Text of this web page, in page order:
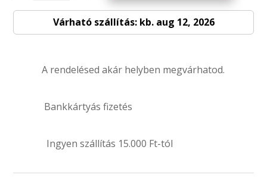
–
egyedi
szöveggel
Várható szállítás: kb. aug 12, 2026
A rendelésed akár helyben megvárhatod.
Bankkártyás fizetés
Ingyen szállítás 15.000 Ft-tól